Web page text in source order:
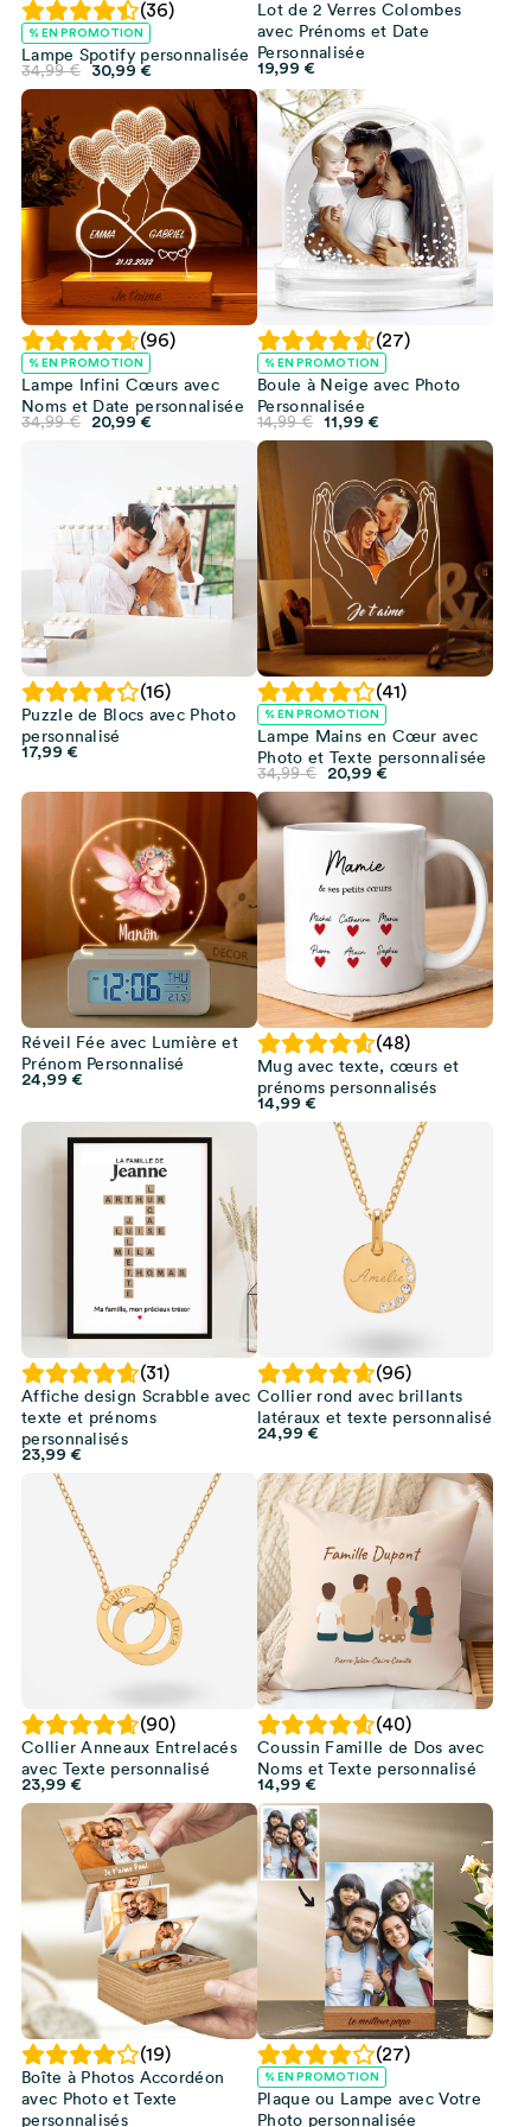
(36)
% EN PROMOTION
Lampe Spotify personnalisée
34,99€
Le
prix
initial
était :
34,99 €.
30,99 €
prix
actuel
est :
30,99 €.
Lot de 2 Verres Colombes
avec Prénoms et Date
Personnalisée
19,99 €
(96)
% EN PROMOTION
Lampe Infini Cœurs avec
Noms et Date personnalisée
34,99€
Le
34,99 €.
20,99 €
20,99 €.
(27)
% EN PROMOTION
Boule à Neige avec Photo
Personnalisée
14,99€
Le
prix
14,99 €.
11,99 €
prix
11,99 €.
(16)
Puzzle de Blocs avec Photo
personnalisé
17,99 €
(41)
% EN PROMOTION
Lampe Mains en Cœur avec
Photo et Texte personnalisée
34,99€
Le
prix
initial
était :
20,99 €
prix
est :
20,99 €.
Réveil Fée avec Lumière et
Prénom Personnalisé
24,99 €
(48)
Mug avec texte, cœurs et
prénoms personnalisés
14,99 €
(31)
Affiche design Scrabble avec
texte et prénoms
personnalisés
23,99 €
(96)
Collier rond avec brillants
latéraux et texte personnalisé
24,99 €
(90)
Collier Anneaux Entrelacés
avec Texte personnalisé
23,99 €
(40)
Coussin Famille de Dos avec
Noms et Texte personnalisé
14,99 €
(19)
Boîte à Photos Accordéon
avec Photo et Texte
personnalisés
(27)
% EN PROMOTION
Plaque ou Lampe avec Votre
Photo personnalisée